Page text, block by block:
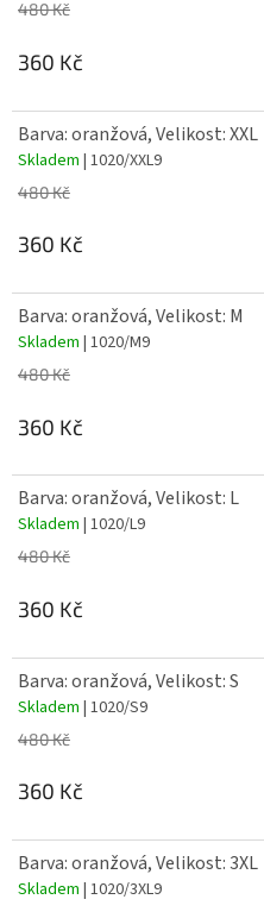
480 Kč
360 Kč
Barva: oranžová, Velikost: XXL
Skladem | 1020/XXL9
480 Kč
360 Kč
Barva: oranžová, Velikost: M
Skladem | 1020/M9
480 Kč
360 Kč
Barva: oranžová, Velikost: L
Skladem | 1020/L9
480 Kč
360 Kč
Barva: oranžová, Velikost: S
Skladem | 1020/S9
480 Kč
360 Kč
Barva: oranžová, Velikost: 3XL
Skladem | 1020/3XL9